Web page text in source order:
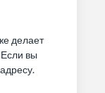
делает
вы